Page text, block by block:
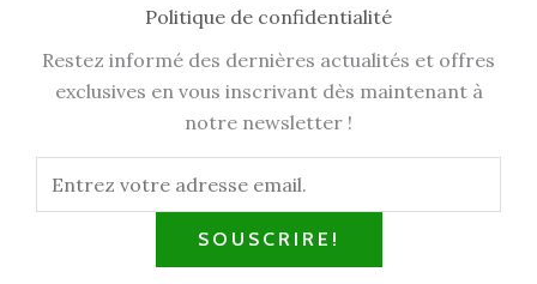
Politique de confidentialité
Restez informé des dernières actualités et offres
exclusives en vous inscrivant dès maintenant à
notre newsletter !
SOUSCRIRE!